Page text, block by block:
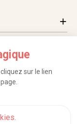
sur le lien